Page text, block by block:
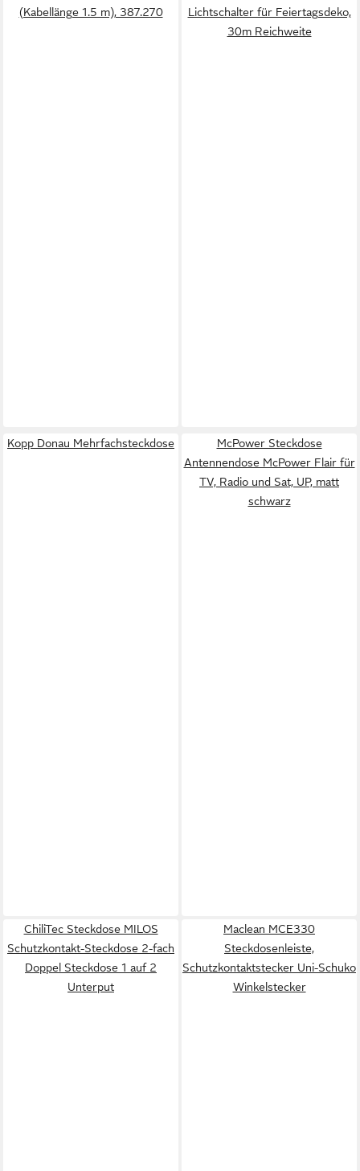
(Kabellänge 1.5 m), 387.270
Lichtschalter für Feiertagsdeko,
30m Reichweite
Kopp Donau Mehrfachsteckdose
McPower Steckdose
Antennendose McPower Flair für
TV, Radio und Sat, UP, matt
schwarz
ChiliTec Steckdose MILOS
Schutzkontakt-Steckdose 2-fach
Doppel Steckdose 1 auf 2
Unterput
Maclean MCE330
Steckdosenleiste,
Schutzkontaktstecker Uni-Schuko
Winkelstecker